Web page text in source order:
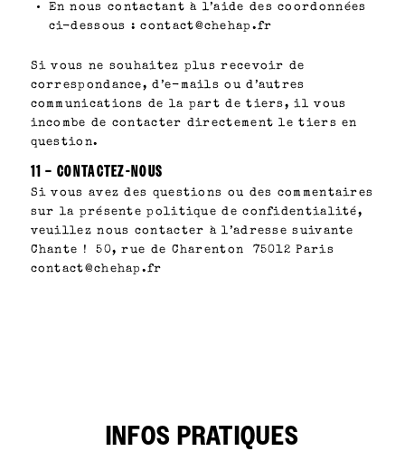
En nous contactant à l’aide des coordonnées
ci-dessous : contact@chehap.fr
Si vous ne souhaitez plus recevoir de
correspondance, d’e-mails ou d’autres
communications de la part de tiers, il vous
incombe de contacter directement le tiers en
question.
11 – CONTACTEZ-NOUS
Si vous avez des questions ou des commentaires
sur la présente politique de confidentialité,
veuillez nous contacter à l’adresse suivante
Chante ! 50, rue de Charenton 75012 Paris
contact@chehap.fr
INFOS PRATIQUES